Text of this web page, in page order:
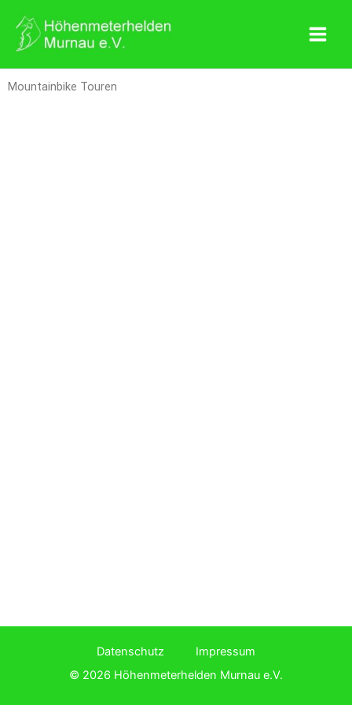
Inhalt
springen
Mountainbike Touren
Datenschutz
Impressum
© 2026 Höhenmeterhelden Murnau e.V.